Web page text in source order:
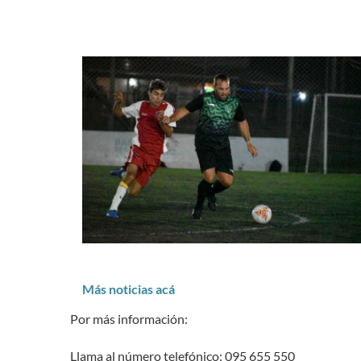
Más noticias acá
Por más información:
Llama al número telefónico: 095 655 550